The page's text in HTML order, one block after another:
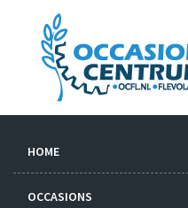
HOME
OCCASIONS